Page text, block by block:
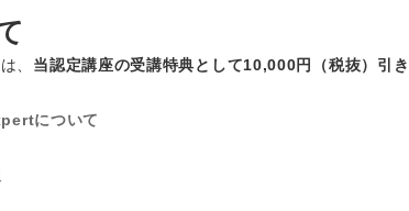
、 当認定講座の受講特典として10,000円（税抜）引き
について